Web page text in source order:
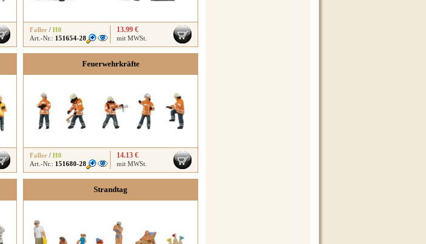
Faller / H0
Art.-Nr.: 151654-28
13.99 €
mit MWSt.
Feuerwehrkräfte
Faller / H0
Art.-Nr.: 151680-28
14.13 €
mit MWSt.
Strandtag